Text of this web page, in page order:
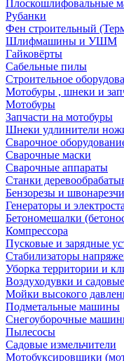
Рубанки
Фен строительный
Шлифмашины и УШМ
Гайковёрты
Сабельные пилы
Строительное
Мотобуры , шнеки и
Мотобуры
Запчасти на мотобуры
Шнеки удлинители
Сварочное
Сварочные маски
Сварочные аппараты
Станки
Бензорезы и
Генераторы и
Бетономешалки
Компрессора
Пусковые и зарядные
Стабилизаторы
Уборка территории и
Воздуходувки и
Мойки высокого
Подметальные машины
Снегоуборочные
Пылесосы
Садовые измельчители
Мотобуксировщики